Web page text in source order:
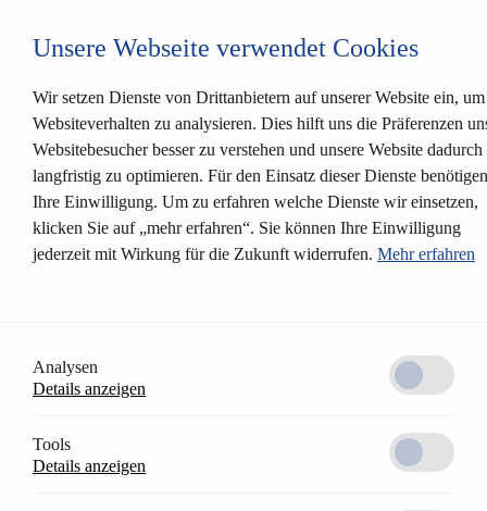
Mechanische Schließsysteme
Produkte
Mechanische Schließanlagen
Sicherheitszylinder
Einsteckschlösser
Lösungen
Kundenprofil
CESrelock
Zylinderfärbungen
Modularsystem
CESentry cloudbasiertes Schließsystem
CES OMEGA FLEX
Elektronik-Möbelschloss
Unsere Webseite verwendet Cookies
Wir setzen Dienste von Drittanbietern auf unserer Website ein,
Websiteverhalten zu analysieren. Dies hilft uns die Präferenzen
Websitebesucher besser zu verstehen und unsere Website dadurch
langfristig zu optimieren. Für den Einsatz dieser Dienste
Ihre Einwilligung. Um zu erfahren welche Dienste wir einsetzen,
klicken Sie auf „mehr erfahren“. Sie können Ihre Einwilligung
jederzeit mit Wirkung für die Zukunft widerrufen. Mehr erfahren
Analysen
Details anzeigen
Tools
Details anzeigen